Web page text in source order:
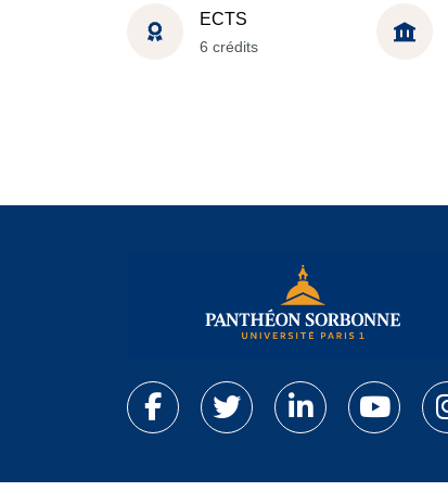
ECTS
6 crédits